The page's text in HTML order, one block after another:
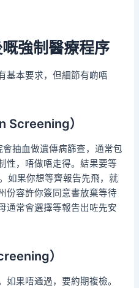
強制醫療程序
基本要求，但細節有啲唔
Screening）
抽血做遺傳病篩查，通常包
性，唔做唔走得。結果要等
如果你想等齊報告先飛，就
份容許你簽同意書放棄等待
通常會選擇等報告出咗先安
）
果唔通過，要約期複檢。